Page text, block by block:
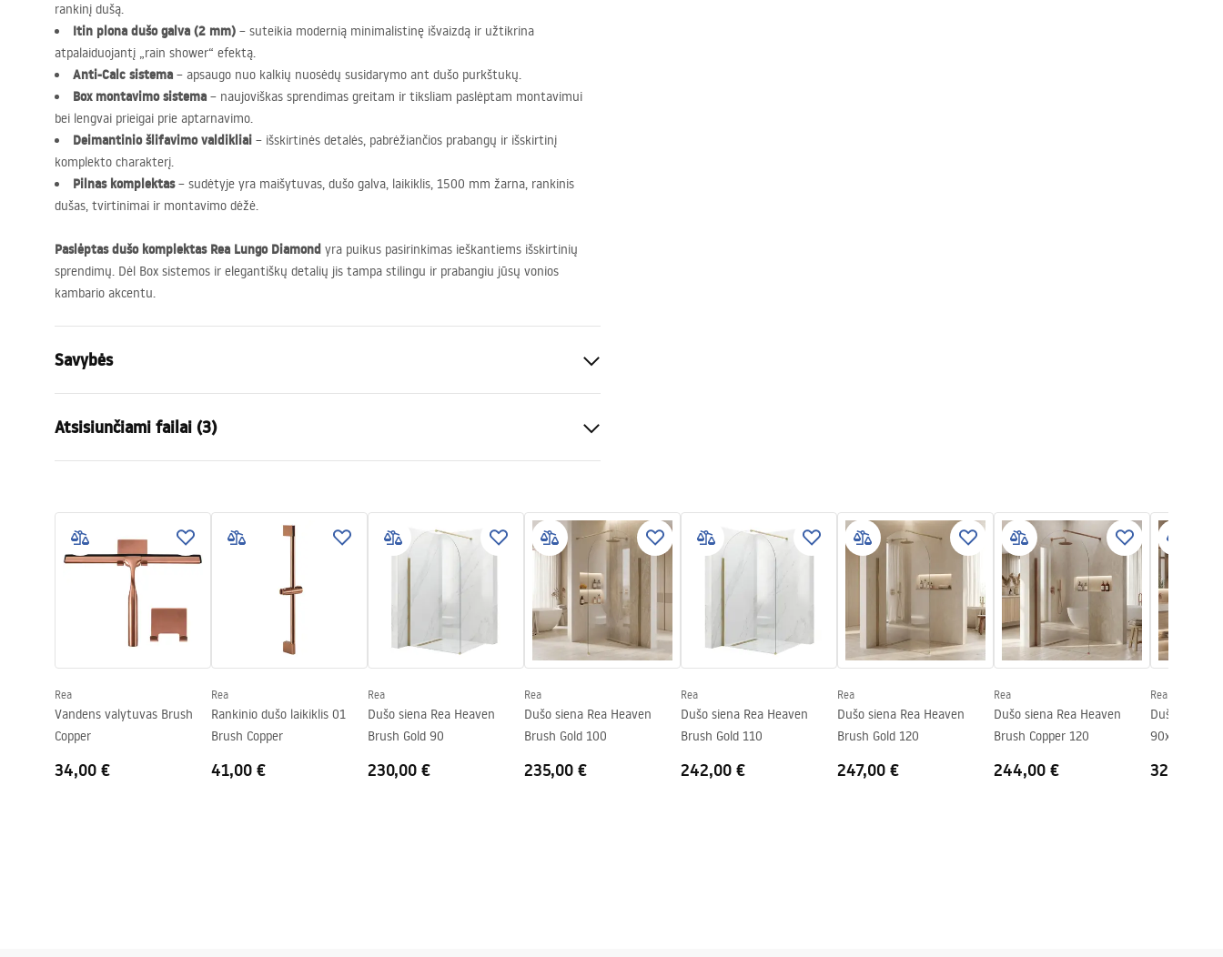
rankinį dušą.
Itin plona dušo galva (2 mm) – suteikia modernią minimalistinę išvaizdą ir užtikrina
atpalaiduojantį „rain shower“ efektą.
Anti-Calc sistema – apsaugo nuo kalkių nuosėdų susidarymo ant dušo purkštukų.
Box montavimo sistema – naujoviškas sprendimas greitam ir tiksliam paslėptam montavimui
bei lengvai prieigai prie aptarnavimo.
Deimantinio šlifavimo valdikliai – išskirtinės detalės, pabrėžiančios prabangų ir išskirtinį
komplekto charakterį.
Pilnas komplektas– sudėtyje yra maišytuvas, dušo galva, laikiklis, 1500 mm žarna, rankinis
dušas, tvirtinimai ir montavimo dėžė.
Paslėptas dušo komplektas Rea Lungo Diamond yra puikus pasirinkimas ieškantiems išskirtinių
sprendimų. Dėl Box sistemos ir elegantiškų detalių jis tampa stilingu ir prabangiu jūsų vonios
kambario akcentu.
Savybės
Medžiaga
Baterijos Tipas
Vienos rankenos
Vonios snapelis
Slėgio reguliavimas
Anti-Calc sistema
Dengimo technologija
Garantija
24 mėnesių
Atsisiunčiami failai (3)
Safety_Information_Shower_set.p
Warranty_Terms_and_Conditions_
Faucets_-_5.pdf
Surinkimo instrukcija
shower_set.pdf
Rea
Vandens valytuvas Brush
Copper
34,00 €
Rea
Rankinio dušo laikiklis 01
Brush Copper
41,00 €
Rea
Dušo siena Rea Heaven
Brush Gold 90
230,00 €
Rea
Dušo siena Rea Heaven
Brush Gold 100
235,00 €
Rea
Dušo siena Rea Heaven
Brush Gold 110
242,00 €
Rea
Dušo siena Rea Heaven
Brush Gold 120
247,00 €
Rea
Dušo siena Rea Heaven
Brush Copper 120
244,00 €
Rea
Dušo kabina
90x90 Brush
322,00 €